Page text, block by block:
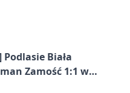
Podlasie Biała
Zamość 1:1 w